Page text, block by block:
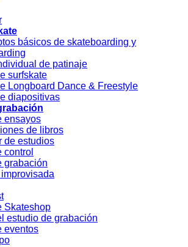
básicos de skateboarding y
de patinaje
surfskate
Longboard Dance & Freestyle
diapositivas
ensayos
de libros
de estudios
control
grabación
Skateshop
estudio de grabación
eventos